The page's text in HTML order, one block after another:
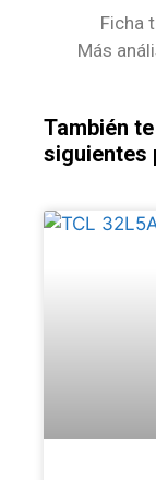
Ficha
Más
También
siguientes